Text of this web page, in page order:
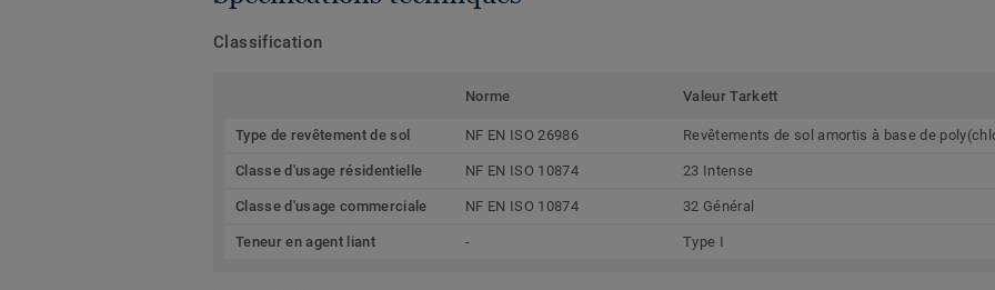
Classification
Norme Valeur Tarkett
Type de revêtement de sol NF EN ISO 26986 Revêtements de sol amortis à base de
Classe d'usage résidentielle NF EN ISO 10874 23 Intense
Classe d'usage commerciale NF EN ISO 10874 32 Général
Teneur en agent liant - Type I